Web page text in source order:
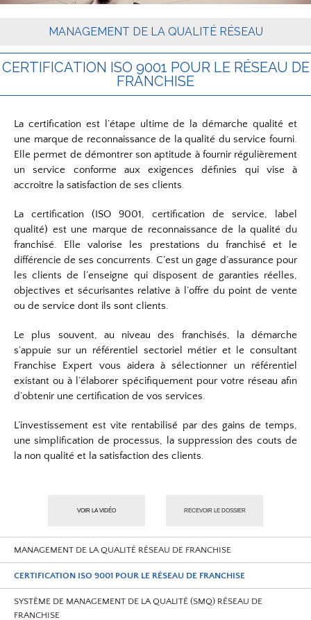
MANAGEMENT DE LA QUALITÉ RÉSEAU
CERTIFICATION ISO 9001 POUR LE RÉSEAU DE
FRANCHISE
La certification est l’étape ultime de la démarche qualité et
une marque de reconnaissance de la qualité du service fourni.
Elle permet de démontrer son aptitude à fournir régulièrement
un service conforme aux exigences définies qui vise à
accroître la satisfaction de ses clients.
La certification (ISO 9001, certification de service, label
qualité) est une marque de reconnaissance de la qualité du
franchisé. Elle valorise les prestations du franchisé et le
différencie de ses concurrents. C’est un gage d’assurance pour
les clients de l’enseigne qui disposent de garanties réelles,
objectives et sécurisantes relative à l’offre du point de vente
ou de service dont ils sont clients.
Le plus souvent, au niveau des franchisés, la démarche
s’appuie sur un référentiel sectoriel métier et le consultant
Franchise Expert vous aidera à sélectionner un référentiel
existant ou à l’élaborer spécifiquement pour votre réseau afin
d’obtenir une certification de vos services.
L’investissement est vite rentabilisé par des gains de temps,
une simplification de processus, la suppression des couts de
la non qualité et la satisfaction des clients.
VOIR LA VIDÉO RECEVOIR LE DOSSIER
MANAGEMENT DE LA QUALITÉ RÉSEAU DE FRANCHISE
CERTIFICATION ISO 9001 POUR LE RÉSEAU DE FRANCHISE
SYSTÈME DE MANAGEMENT DE LA QUALITÉ (SMQ) RÉSEAU DE
FRANCHISE